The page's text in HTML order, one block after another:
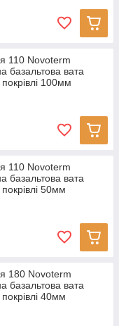
110 Novoterm
базальтова вата
100мм
110 Novoterm
базальтова вата
50мм
180 Novoterm
базальтова вата
40мм